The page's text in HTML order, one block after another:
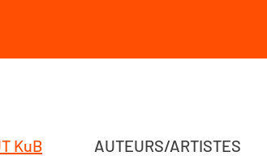
KuB AUTEURS/ARTISTES